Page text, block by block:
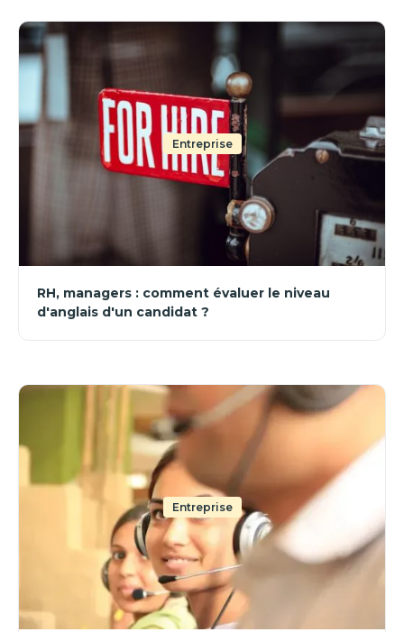
Entreprise
RH, managers : comment évaluer le niveau
d'anglais d'un candidat ?
Entreprise